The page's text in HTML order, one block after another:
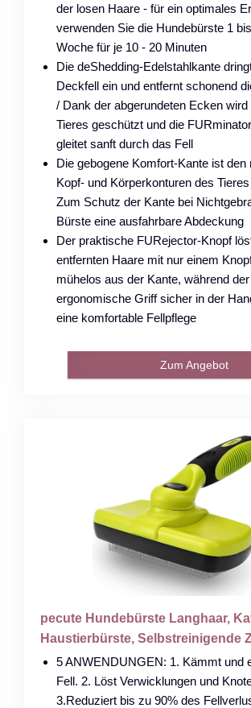
der losen Haare - für ein optimales
verwenden Sie die Hundebürste 1
Woche für je 10 - 20 Minuten
Die deShedding-Edelstahlkante
Deckfell ein und entfernt schonend
/ Dank der abgerundeten Ecken wird
Tieres geschützt und die
gleitet sanft durch das Fell
Die gebogene Komfort-Kante ist den
Kopf- und Körperkonturen des
Zum Schutz der Kante bei
Bürste eine ausfahrbare Abdeckung
Der praktische FURejector-Knopf
entfernten Haare mit nur einem
mühelos aus der Kante, während der
ergonomische Griff sicher in der
eine komfortable Fellpflege
Zum Angebot
pecute Hundebürste Langhaar,
Haustierbürste, Selbstreinigende
5 ANWENDUNGEN: 1. Kämmt und
Fell. 2. Löst Verwicklungen und
3.Reduziert bis zu 90% des